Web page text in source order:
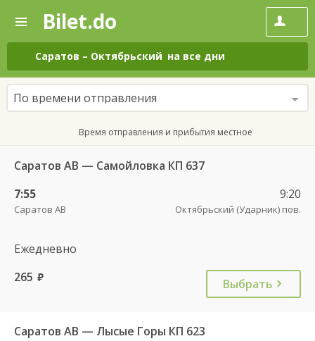
—
Поиск
и
покупка
билетов
на
автобус
онлайн
Bilet.do
Саратов – Октябрьский на все дни
По времени отправления
Время отправления и прибытия местное
Саратов АВ — Самойловка КП 637
7:55
Саратов АВ
9:20
Октябрьский (Ударник) пов.
Ежедневно
265 руб. Выбрать
Саратов АВ — Лысые Горы КП 623